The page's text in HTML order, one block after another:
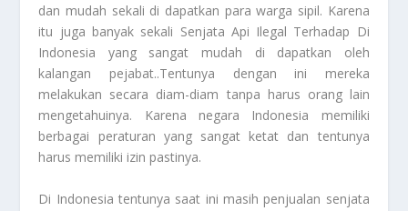
dan mudah sekali di dapatkan para warga sipil. Karena
itu juga banyak sekali Senjata Api Ilegal Terhadap Di
Indonesia yang sangat mudah di dapatkan oleh
kalangan pejabat..Tentunya dengan ini mereka
melakukan secara diam-diam tanpa harus orang lain
mengetahuinya. Karena negara Indonesia memiliki
berbagai peraturan yang sangat ketat dan tentunya
harus memiliki izin pastinya.
Di Indonesia tentunya saat ini masih penjualan senjata